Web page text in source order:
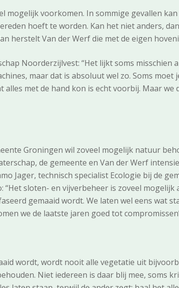
mogelijk voorkomen. In sommige gevallen
hoeft te worden. Kan het niet anders,
herstelt Van der Werf die met de eigen
Noorderzijlvest: “Het lijkt soms misschien
maar dat is absoluut wel zo. Soms moet
met de hand kon is echt voorbij. Maar we
Groningen wil zoveel mogelijk natuur
de gemeente en Van der Werf
Jager, technisch specialist Ecologie bij de
sloten- en vijverbeheer is zoveel mogelijk
gemaaid wordt. We laten wel eens wat
we de laatste jaren goed tot
wordt, wordt nooit alle vegetatie uit
Niet iedereen is daar blij mee, soms